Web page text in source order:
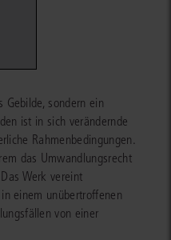
Gebilde, sondern ein
ist in sich verändernde
Rahmenbedingungen.
das Umwandlungsrecht
Werk vereint
einem unübertroffenen
von einer